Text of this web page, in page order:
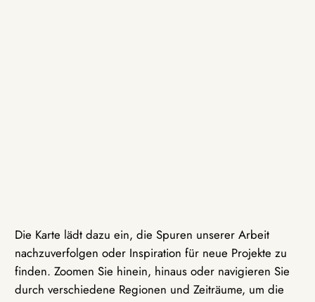
Die Karte lädt dazu ein, die Spuren unserer Arbeit
nachzuverfolgen oder Inspiration für neue Projekte zu
finden. Zoomen Sie hinein, hinaus oder navigieren Sie
durch verschiedene Regionen und Zeiträume, um die